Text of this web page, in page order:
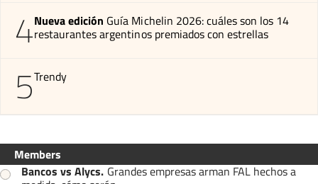
4Nueva edición Guía Michelin 2026: cuáles son los 14
restaurantes argentinos premiados con estrellas
5Trendy
Members
Bancos vs Alycs. Grandes empresas arman FAL hechos a